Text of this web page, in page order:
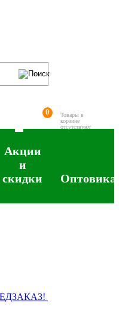
0
Товары в
корзине
отсутствуют
Акции
и
скидки